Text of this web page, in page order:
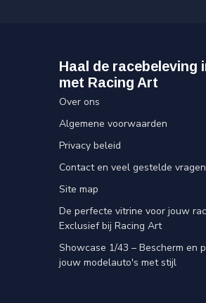
Haal de racebeleving
met Racing Art
Over ons
Algemene voorwaarden
Privacy beleid
Contact en veel gestelde vragen
Site map
De perfecte vitrine voor jouw
Exclusief bij Racing Art
Showcase 1/43 – Bescherm en
jouw modelauto's met stijl